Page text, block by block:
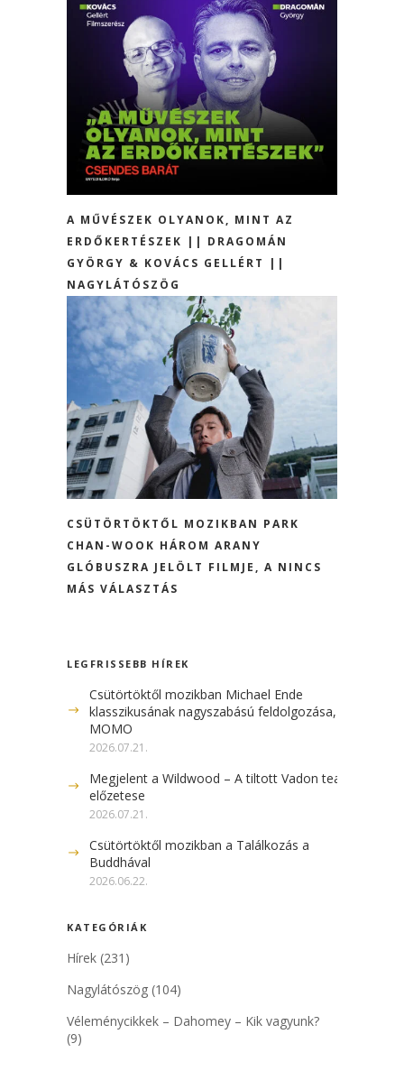
A MŰVÉSZEK OLYANOK, MINT AZ
ERDŐKERTÉSZEK || DRAGOMÁN
GYÖRGY & KOVÁCS GELLÉRT ||
NAGYLÁTÓSZÖG
CSÜTÖRTÖKTŐL MOZIKBAN PARK
CHAN-WOOK HÁROM ARANY
GLÓBUSZRA JELÖLT FILMJE, A NINCS
MÁS VÁLASZTÁS
LEGFRISSEBB HÍREK
Csütörtöktől mozikban Michael Ende
klasszikusának nagyszabású feldolgozása, a
MOMO
2026.07.21.
Megjelent a Wildwood – A tiltott Vadon teaser
előzetese
2026.07.21.
Csütörtöktől mozikban a Találkozás a
Buddhával
2026.06.22.
KATEGÓRIÁK
Hírek (231)
Nagylátószög (104)
Véleménycikkek – Dahomey – Kik vagyunk?
(9)